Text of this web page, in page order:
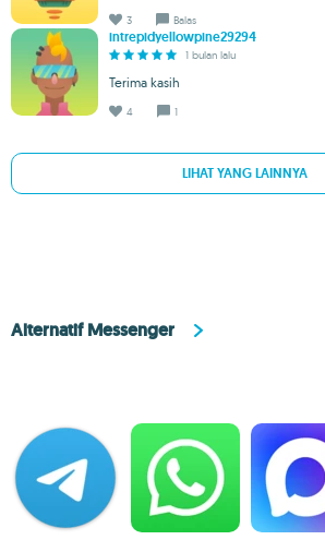
3 Balas
intrepidyellowpine29294
1 bulan lalu
Terima kasih
4 1
LIHAT YANG LAINNYA
Alternatif Messenger